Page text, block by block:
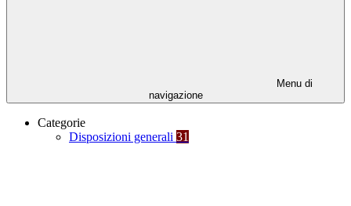
Menu di
navigazione
Categorie
Disposizioni generali 31